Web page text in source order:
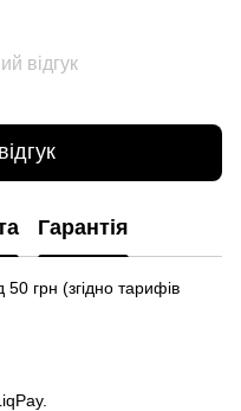
відгук
Гарантія
грн (згідно тарифів